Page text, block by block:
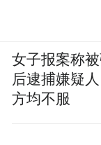
女子报案称
后逮捕嫌疑
方均不服